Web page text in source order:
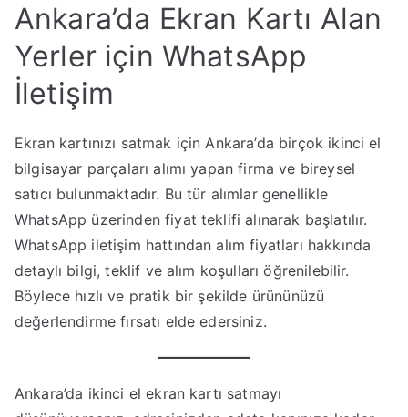
Ankara’da Ekran Kartı Alan
Yerler için WhatsApp
İletişim
Ekran kartınızı satmak için Ankara’da birçok ikinci el
bilgisayar parçaları alımı yapan firma ve bireysel
satıcı bulunmaktadır. Bu tür alımlar genellikle
WhatsApp üzerinden fiyat teklifi alınarak başlatılır.
WhatsApp iletişim hattından alım fiyatları hakkında
detaylı bilgi, teklif ve alım koşulları öğrenilebilir.
Böylece hızlı ve pratik bir şekilde ürününüzü
değerlendirme fırsatı elde edersiniz.
Ankara’da ikinci el ekran kartı satmayı